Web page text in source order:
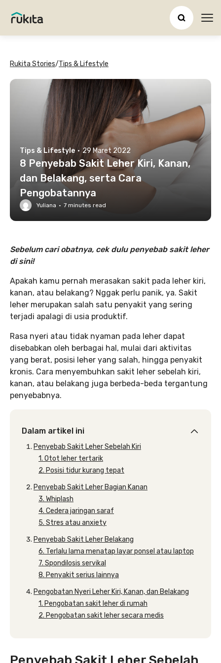
Rukita Stories/Tips & Lifestyle
Tips & Lifestyle · 29 Maret 2022
8 Penyebab Sakit Leher Kiri, Kanan,
dan Belakang, serta Cara
Pengobatannya
Yuliana · 7 minutes read
Sebelum cari obatnya, cek dulu penyebab sakit leher
di sini!
Apakah kamu pernah merasakan sakit pada leher kiri,
kanan, atau belakang? Nggak perlu panik, ya. Sakit
leher merupakan salah satu penyakit yang sering
terjadi apalagi di usia produktif.
Rasa nyeri atau tidak nyaman pada leher dapat
disebabkan oleh berbagai hal, mulai dari aktivitas
yang berat, posisi leher yang salah, hingga penyakit
kronis. Cara menyembuhkan sakit leher sebelah kiri,
kanan, atau belakang juga berbeda-beda tergantung
penyebabnya.
Dalam artikel ini
Penyebab Sakit Leher Sebelah Kiri
1. Otot leher tertarik
2. Posisi tidur kurang tepat
Penyebab Sakit Leher Bagian Kanan
3. Whiplash
4. Cedera jaringan saraf
5. Stres atau anxiety
Penyebab Sakit Leher Belakang
6. Terlalu lama menatap layar ponsel atau laptop
7. Spondilosis servikal
8. Penyakit serius lainnya
Pengobatan Nyeri Leher Kiri, Kanan, dan Belakang
1. Pengobatan sakit leher di rumah
2. Pengobatan sakit leher secara medis